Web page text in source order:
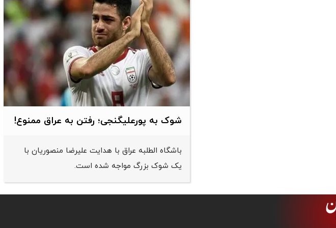
شوک به پورعلیگنجی؛ رفتن به عراق ممنوع!
باشگاه الطلبه عراق با هدایت علیرضا منصوریان با
یک شوک بزرگ مواجه شده است.